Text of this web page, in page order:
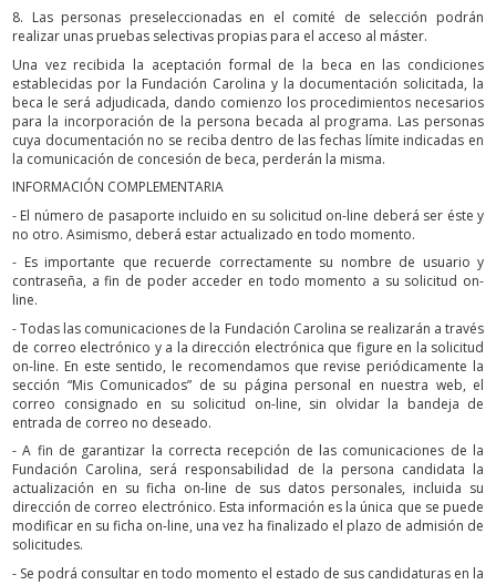
8. Las personas preseleccionadas en el comité de selección podrán
realizar unas pruebas selectivas propias para el acceso al máster.
Una vez recibida la aceptación formal de la beca en las condiciones
establecidas por la Fundación Carolina y la documentación solicitada, la
beca le será adjudicada, dando comienzo los procedimientos necesarios
para la incorporación de la persona becada al programa. Las personas
cuya documentación no se reciba dentro de las fechas límite indicadas en
la comunicación de concesión de beca, perderán la misma.
INFORMACIÓN COMPLEMENTARIA
- El número de pasaporte incluido en su solicitud on-line deberá ser éste y
no otro. Asimismo, deberá estar actualizado en todo momento.
- Es importante que recuerde correctamente su nombre de usuario y
contraseña, a fin de poder acceder en todo momento a su solicitud on-
line.
- Todas las comunicaciones de la Fundación Carolina se realizarán a través
de correo electrónico y a la dirección electrónica que figure en la solicitud
on-line. En este sentido, le recomendamos que revise periódicamente la
sección “Mis Comunicados” de su página personal en nuestra web, el
correo consignado en su solicitud on-line, sin olvidar la bandeja de
entrada de correo no deseado.
- A fin de garantizar la correcta recepción de las comunicaciones de la
Fundación Carolina, será responsabilidad de la persona candidata la
actualización en su ficha on-line de sus datos personales, incluida su
dirección de correo electrónico. Esta información es la única que se puede
modificar en su ficha on-line, una vez ha finalizado el plazo de admisión de
solicitudes.
- Se podrá consultar en todo momento el estado de sus candidaturas en la